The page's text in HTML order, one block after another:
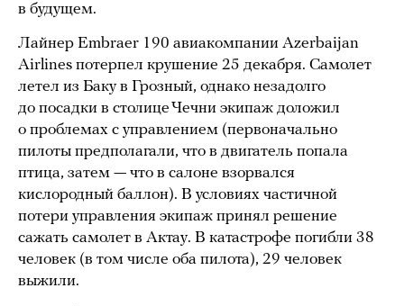
в будущем.
Лайнер Embraer 190 авиакомпании Azerbaijan
Airlines потерпел крушение 25 декабря. Самолет
летел из Баку в Грозный, однако незадолго
до посадки в столице Чечни экипаж доложил
о проблемах с управлением (первоначально
пилоты предполагали, что в двигатель попала
птица, затем — что в салоне взорвался
кислородный баллон). В условиях частичной
потери управления экипаж принял решение
сажать самолет в Актау. В катастрофе погибли 38
человек (в том числе оба пилота), 29 человек
выжили.